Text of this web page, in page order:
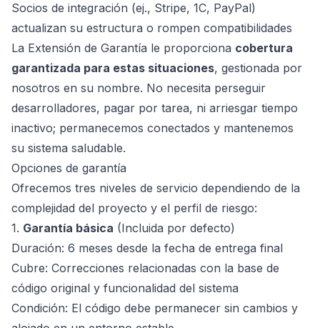
Socios de integración (ej., Stripe, 1C, PayPal)
actualizan su estructura o rompen compatibilidades
La Extensión de Garantía le proporciona cobertura
garantizada para estas situaciones, gestionada por
nosotros en su nombre. No necesita perseguir
desarrolladores, pagar por tarea, ni arriesgar tiempo
inactivo; permanecemos conectados y mantenemos
su sistema saludable.
Opciones de garantía
Ofrecemos tres niveles de servicio dependiendo de la
complejidad del proyecto y el perfil de riesgo:
1. Garantía básica (Incluida por defecto)
Duración: 6 meses desde la fecha de entrega final
Cubre: Correcciones relacionadas con la base de
código original y funcionalidad del sistema
Condición: El código debe permanecer sin cambios y